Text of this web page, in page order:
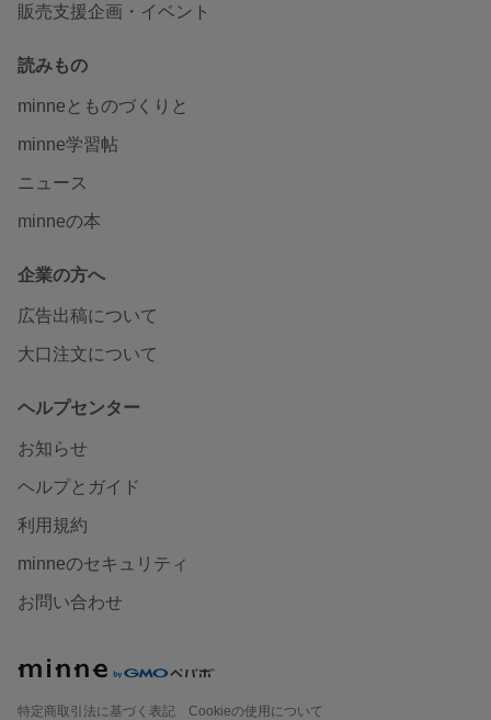
販売支援企画・イベント
読みもの
minneとものづくりと
minne学習帖
ニュース
minneの本
企業の方へ
広告出稿について
大口注文について
ヘルプセンター
お知らせ
ヘルプとガイド
利用規約
minneのセキュリティ
お問い合わせ
特定商取引法に基づく表記
Cookieの使用について